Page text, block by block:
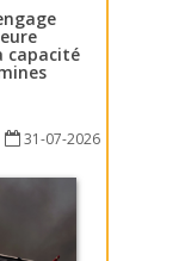
capacité
31-07-2026